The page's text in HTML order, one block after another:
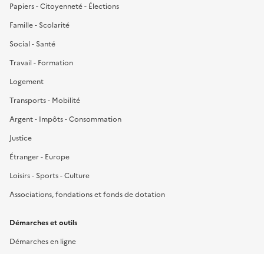
Papiers - Citoyenneté - Élections
Famille - Scolarité
Social - Santé
Travail - Formation
Logement
Transports - Mobilité
Argent - Impôts - Consommation
Justice
Étranger - Europe
Loisirs - Sports - Culture
Associations, fondations et fonds de dotation
Démarches et outils
Démarches en ligne